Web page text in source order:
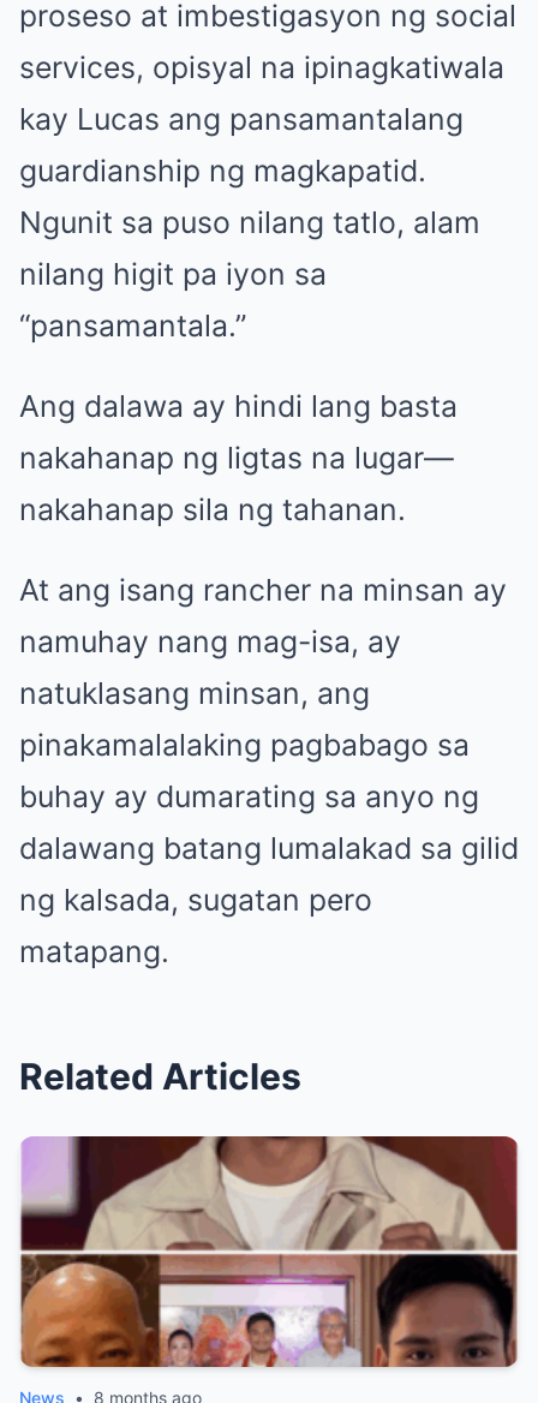
proseso at imbestigasyon ng social
services, opisyal na ipinagkatiwala
kay Lucas ang pansamantalang
guardianship ng magkapatid.
Ngunit sa puso nilang tatlo, alam
nilang higit pa iyon sa
“pansamantala.”
Ang dalawa ay hindi lang basta
nakahanap ng ligtas na lugar—
nakahanap sila ng tahanan.
At ang isang rancher na minsan ay
namuhay nang mag-isa, ay
natuklasang minsan, ang
pinakamalalaking pagbabago sa
buhay ay dumarating sa anyo ng
dalawang batang lumalakad sa gilid
ng kalsada, sugatan pero
matapang.
Related Articles
News • 8 months ago